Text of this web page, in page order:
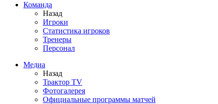
Команда
Назад
Игроки
Статистика игроков
Тренеры
Персонал
Медиа
Назад
Трактор TV
Фотогалерея
Официальные программы матчей